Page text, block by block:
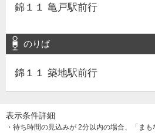
錦１１ 亀戸駅前行
のりば
錦１１ 築地駅前行
表示条件詳細
・待ち時間の見込みが 2分以内の場合、「まも